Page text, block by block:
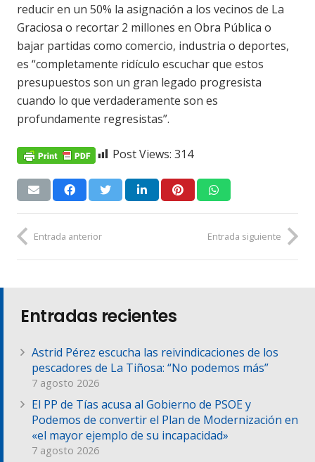
reducir en un 50% la asignación a los vecinos de La
Graciosa o recortar 2 millones en Obra Pública o
bajar partidas como comercio, industria o deportes,
es “completamente ridículo escuchar que estos
presupuestos son un gran legado progresista
cuando lo que verdaderamente son es
profundamente regresistas”.
Post Views: 314
Entrada anterior Entrada siguiente
Entradas recientes
Astrid Pérez escucha las reivindicaciones de los
pescadores de La Tiñosa: “No podemos más”
7 agosto 2026
El PP de Tías acusa al Gobierno de PSOE y
Podemos de convertir el Plan de Modernización en
«el mayor ejemplo de su incapacidad»
7 agosto 2026